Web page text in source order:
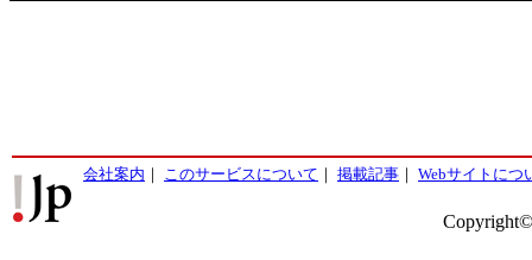
会社案内 ｜ このサービスについて ｜ 掲載記事 ｜ Webサイトにつ